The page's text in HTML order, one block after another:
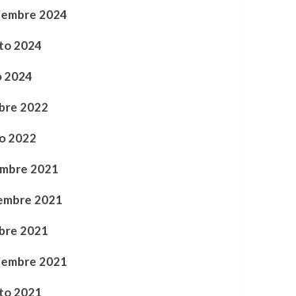
2024
2024
2024
2022
2022
2021
2021
2021
2021
2021